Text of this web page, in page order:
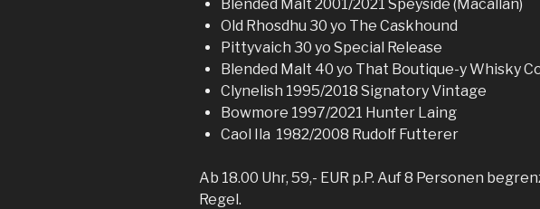
Blended Malt 2001/2021 Speyside (Macallan)
Old Rhosdhu 30 yo The Caskhound
Pittyvaich 30 yo Special Release
Blended Malt 40 yo That Boutique-y Whisky
Clynelish 1995/2018 Signatory Vintage
Bowmore 1997/2021 Hunter Laing
Caol Ila 1982/2008 Rudolf Futterer
Ab 18.00 Uhr, 59,- EUR p.P. Auf 8 Personen
Regel.